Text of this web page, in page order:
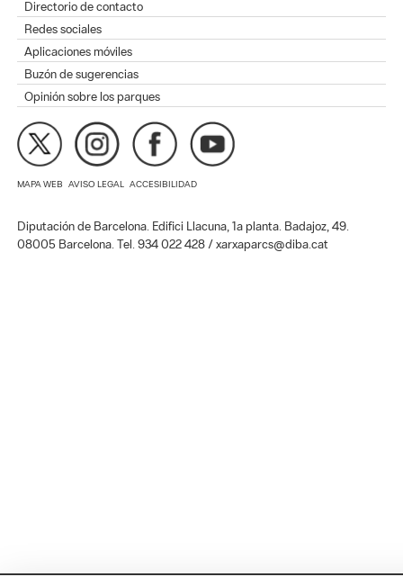
Directorio de contacto
Redes sociales
Aplicaciones móviles
Buzón de sugerencias
Opinión sobre los parques
MAPA WEB AVISO LEGAL ACCESIBILIDAD
Diputación de Barcelona. Edifici Llacuna, 1a planta. Badajoz, 49.
08005 Barcelona. Tel. 934 022 428 / xarxaparcs@diba.cat